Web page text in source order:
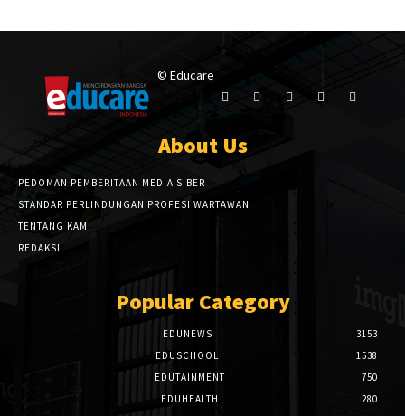
© Educare
About Us
PEDOMAN PEMBERITAAN MEDIA SIBER
STANDAR PERLINDUNGAN PROFESI WARTAWAN
TENTANG KAMI
REDAKSI
Popular Category
EDUNEWS
3153
EDUSCHOOL
1538
EDUTAINMENT
750
EDUHEALTH
280